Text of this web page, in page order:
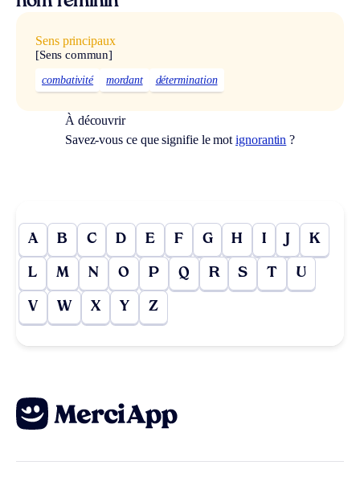
Sens principaux
[Sens commun]
combativité mordant détermination
À découvrir
Savez-vous ce que signifie le motignorantin ?
A B C D E F G H I J K
L M N O P Q R S T U
V W X Y Z